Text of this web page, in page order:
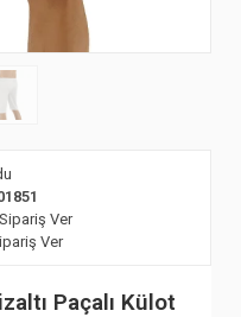
Ver
Ver
Paçalı Külot